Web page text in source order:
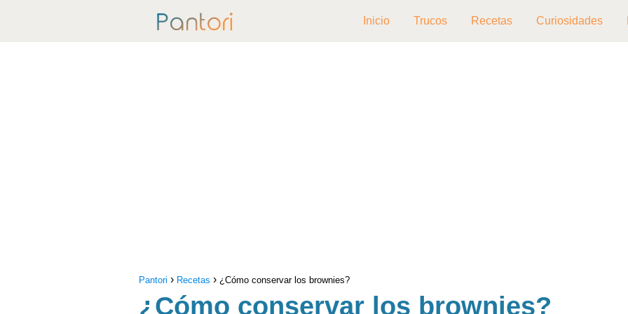
Inicio Trucos Recetas Curiosidades
Pantori Recetas ¿Cómo conservar los brownies?
¿Cómo conservar los brownies?